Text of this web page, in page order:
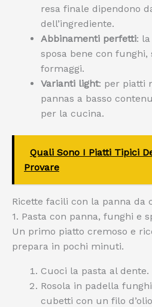
resa finale dipendono
dell’ingrediente.
Abbinamenti perfetti:
sposa bene con funghi,
formaggi.
Varianti light: per piatti
pannas a basso
per la cucina.
Quali Sono I Piatti Tipici
Provare
Ricette facili con la panna da
1. Pasta con panna, funghi e
Un primo piatto cremoso e
prepara in pochi minuti.
Cuoci la pasta al dente.
Rosola in padella
cubetti con un filo